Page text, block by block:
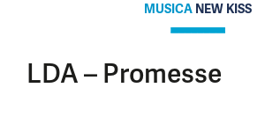
MUSICA NEW KISS
LDA – Promesse